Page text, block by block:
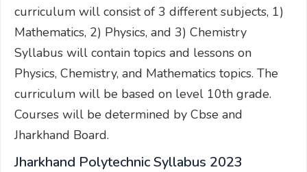
curriculum will consist of 3 different subjects, 1)
Mathematics, 2) Physics, and 3) Chemistry
Syllabus will contain topics and lessons on
Physics, Chemistry, and Mathematics topics. The
curriculum will be based on level 10th grade.
Courses will be determined by Cbse and
Jharkhand Board.
Jharkhand Polytechnic Syllabus 2023